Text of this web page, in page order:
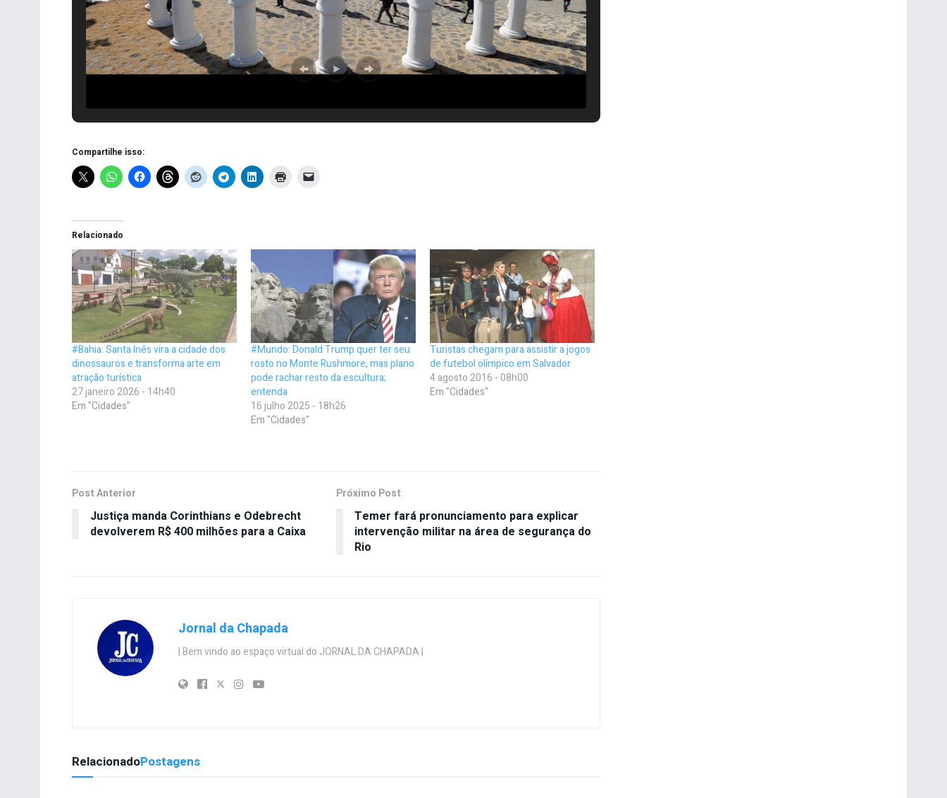
Compartilhe isso:
Relacionado
#Bahia: Santa Inês vira a cidade dos
dinossauros e transforma arte em
atração turística
27 janeiro 2026 - 14h40
Em "Cidades"
#Mundo: Donald Trump quer ter seu
rosto no Monte Rushmore, mas plano
pode rachar resto da escultura;
entenda
16 julho 2025 - 18h26
Em "Cidades"
Turistas chegam para assistir a jogos
de futebol olímpico em Salvador
4 agosto 2016 - 08h00
Em "Cidades"
Post Anterior
Justiça manda Corinthians e Odebrecht
devolverem R$ 400 milhões para a Caixa
Próximo Post
Temer fará pronunciamento para explicar
intervenção militar na área de segurança do
Rio
Jornal da Chapada
| Bem vindo ao espaço virtual do JORNAL DA CHAPADA |
RelacionadoPostagens